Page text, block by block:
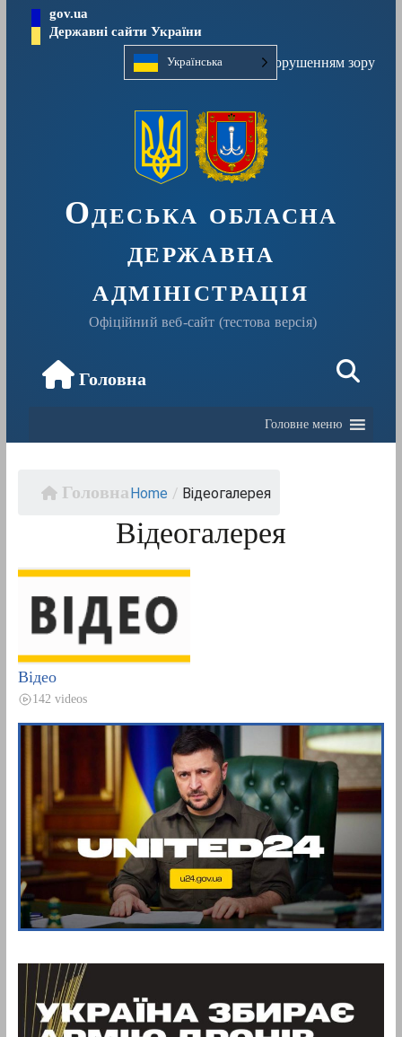
вмісту
gov.ua
Державні сайти України
УкраїнськаЛюдям із порушенням зору
Одеська обласна
державна
адміністрація
Офіційний веб-сайт (тестова версія)
Головне меню
Home / Відеогалерея
Відеогалерея
Відео
142 videos